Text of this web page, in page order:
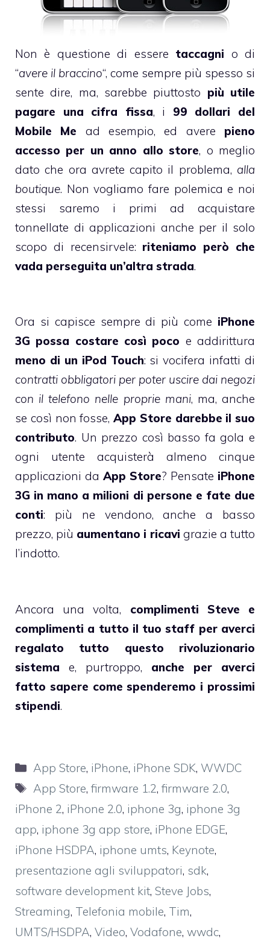
Non è questione di essere taccagni o di
“avere il braccino“, come sempre più spesso si
sente dire, ma, sarebbe piuttosto più utile
pagare una cifra fissa, i 99 dollari del
Mobile Me ad esempio, ed avere pieno
accesso per un anno allo store, o meglio
dato che ora avrete capito il problema, alla
boutique. Non vogliamo fare polemica e noi
stessi saremo i primi ad acquistare
tonnellate di applicazioni anche per il solo
scopo di recensirvele: riteniamo però che
vada perseguita un’altra strada.
Ora si capisce sempre di più come iPhone
3G possa costare così poco e addirittura
meno di un iPod Touch: si vocifera infatti di
contratti obbligatori per poter uscire dai negozi
con il telefono nelle proprie mani, ma, anche
se così non fosse, App Store darebbe il suo
contributo. Un prezzo così basso fa gola e
ogni utente acquisterà almeno cinque
applicazioni da App Store? Pensate iPhone
3G in mano a milioni di persone e fate due
conti: più ne vendono, anche a basso
prezzo, più aumentano i ricavi grazie a tutto
l’indotto.
Ancora una volta, complimenti Steve e
complimenti a tutto il tuo staff per averci
regalato tutto questo rivoluzionario
sistema e, purtroppo, anche per averci
fatto sapere come spenderemo i prossimi
stipendi.
Categorie
App Store, iPhone, iPhone SDK, WWDC
Tag
App Store,firmware 1.2,firmware 2.0,
iPhone 2, iPhone 2.0, iphone 3g, iphone 3g
app, iphone 3g app store, iPhone EDGE,
iPhone HSDPA, iphone umts, Keynote,
presentazione agli sviluppatori, sdk,
software development kit, Steve Jobs,
Streaming, Telefonia mobile, Tim,
UMTS/HSDPA, Video, Vodafone, wwdc,